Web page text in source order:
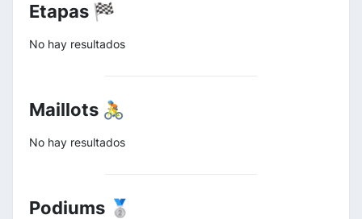
Etapas 🏁
No hay resultados
Maillots 🚴
No hay resultados
Podiums 🥈